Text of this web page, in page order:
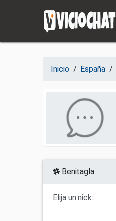
Inicio / España /
Benitagla
Elija un nick: